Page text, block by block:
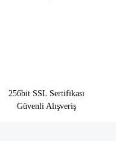
256bit SSL Sertifikası
Güvenli Alışveriş